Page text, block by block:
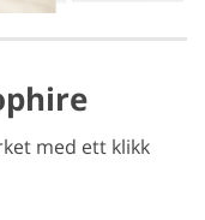
med ett klikk